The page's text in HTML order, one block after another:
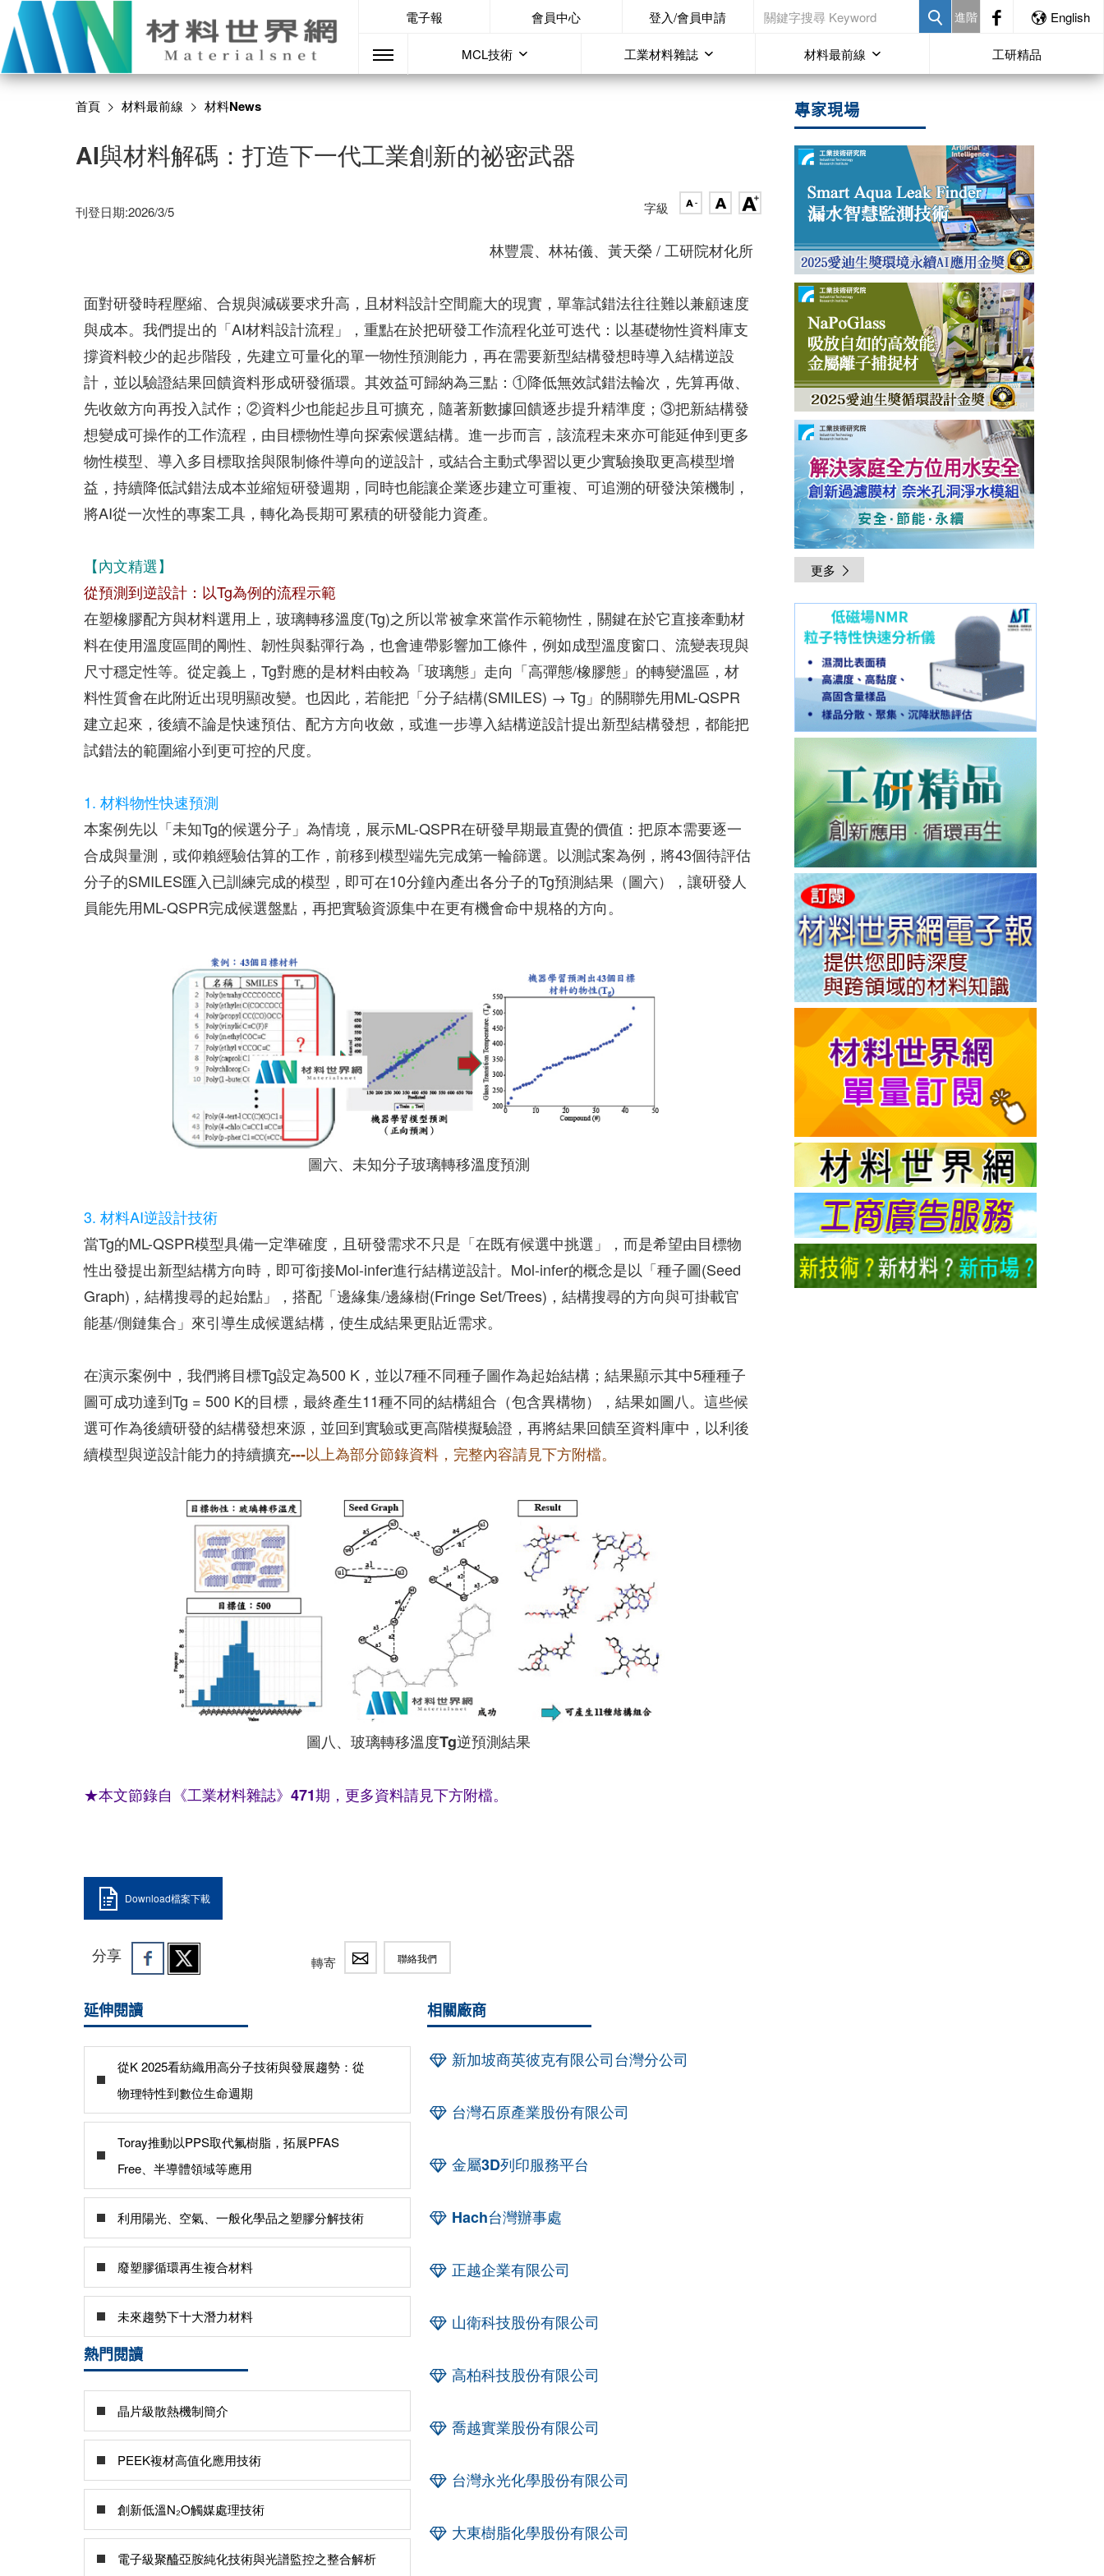
電子報 會員中心 登入/會員申請 進階 English
MCL技術 工業材料雜誌 材料最前線 工研精品
首頁 材料最前線 材料News
AI與材料解碼：打造下一代工業創新的祕密武器
刊登日期:2026/3/5 字級
林豐震、林祐儀、黃天榮 / 工研院材化所
面對研發時程壓縮、合規與減碳要求升高，且材料設計空間龐大的現實，單靠試錯法往往難以兼顧速度
與成本。我們提出的「AI材料設計流程」，重點在於把研發工作流程化並可迭代：以基礎物性資料庫支
撐資料較少的起步階段，先建立可量化的單一物性預測能力，再在需要新型結構發想時導入結構逆設
計，並以驗證結果回饋資料形成研發循環。其效益可歸納為三點：①降低無效試錯法輪次，先算再做、
先收斂方向再投入試作；②資料少也能起步且可擴充，隨著新數據回饋逐步提升精準度；③把新結構發
想變成可操作的工作流程，由目標物性導向探索候選結構。進一步而言，該流程未來亦可能延伸到更多
物性模型、導入多目標取捨與限制條件導向的逆設計，或結合主動式學習以更少實驗換取更高模型增
益，持續降低試錯法成本並縮短研發週期，同時也能讓企業逐步建立可重複、可追溯的研發決策機制，
將AI從一次性的專案工具，轉化為長期可累積的研發能力資產。
【內文精選】
從預測到逆設計：以Tg為例的流程示範
在塑橡膠配方與材料選用上，玻璃轉移溫度(Tg)之所以常被拿來當作示範物性，關鍵在於它直接牽動材
料在使用溫度區間的剛性、韌性與黏彈行為，也會連帶影響加工條件，例如成型溫度窗口、流變表現與
尺寸穩定性等。從定義上，Tg對應的是材料由較為「玻璃態」走向「高彈態/橡膠態」的轉變溫區，材
料性質會在此附近出現明顯改變。也因此，若能把「分子結構(SMILES) → Tg」的關聯先用ML-QSPR
建立起來，後續不論是快速預估、配方方向收斂，或進一步導入結構逆設計提出新型結構發想，都能把
試錯法的範圍縮小到更可控的尺度。
1. 材料物性快速預測
本案例先以「未知Tg的候選分子」為情境，展示ML-QSPR在研發早期最直覺的價值：把原本需要逐一
合成與量測，或仰賴經驗估算的工作，前移到模型端先完成第一輪篩選。以測試案為例，將43個待評估
分子的SMILES匯入已訓練完成的模型，即可在10分鐘內產出各分子的Tg預測結果（圖六），讓研發人
員能先用ML-QSPR完成候選盤點，再把實驗資源集中在更有機會命中規格的方向。
圖六、未知分子玻璃轉移溫度預測
3. 材料AI逆設計技術
當Tg的ML-QSPR模型具備一定準確度，且研發需求不只是「在既有候選中挑選」，而是希望由目標物
性出發提出新型結構方向時，即可銜接Mol-infer進行結構逆設計。Mol-infer的概念是以「種子圖(Seed
Graph)，結構搜尋的起始點」，搭配「邊緣集/邊緣樹(Fringe Set/Trees)，結構搜尋的方向與可掛載官
能基/側鏈集合」來引導生成候選結構，使生成結果更貼近需求。
在演示案例中，我們將目標Tg設定為500 K，並以7種不同種子圖作為起始結構；結果顯示其中5種種子
圖可成功達到Tg = 500 K的目標，最終產生11種不同的結構組合（包含異構物），結果如圖八。這些候
選可作為後續研發的結構發想來源，並回到實驗或更高階模擬驗證，再將結果回饋至資料庫中，以利後
續模型與逆設計能力的持續擴充---以上為部分節錄資料，完整內容請見下方附檔。
圖八、玻璃轉移溫度Tg逆預測結果
★本文節錄自《工業材料雜誌》471期，更多資料請見下方附檔。
Download檔案下載
分享 轉寄 聯絡我們
延伸閱讀
從K 2025看紡織用高分子技術與發展趨勢：從
物理特性到數位生命週期
Toray推動以PPS取代氟樹脂，拓展PFAS
Free、半導體領域等應用
利用陽光、空氣、一般化學品之塑膠分解技術
廢塑膠循環再生複合材料
未來趨勢下十大潛力材料
熱門閱讀
晶片級散熱機制簡介
PEEK複材高值化應用技術
創新低溫N₂O觸媒處理技術
電子級聚醯亞胺純化技術與光譜監控之整合解析
相關廠商
新加坡商英彼克有限公司台灣分公司
台灣石原產業股份有限公司
金屬3D列印服務平台
Hach台灣辦事處
正越企業有限公司
山衛科技股份有限公司
高柏科技股份有限公司
喬越實業股份有限公司
台灣永光化學股份有限公司
大東樹脂化學股份有限公司
專家現場
更多